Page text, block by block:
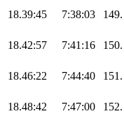
18.39:45 7:38:03 149.
18.42:57 7:41:16 150.
18.46:22 7:44:40 151.
18.48:42 7:47:00 152.